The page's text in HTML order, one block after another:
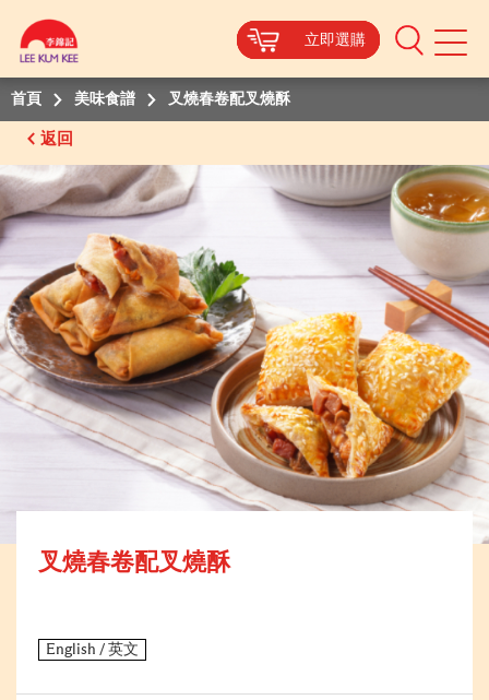
立即選購
Mobile
立即選購
立即選購
立即選購
首頁 美味食譜 叉燒春卷配叉燒酥
返回
叉燒春卷配叉燒酥